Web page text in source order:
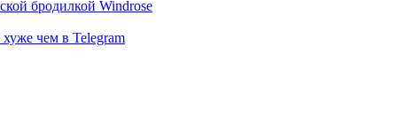
бродилкой Windrose
чем в Telegram